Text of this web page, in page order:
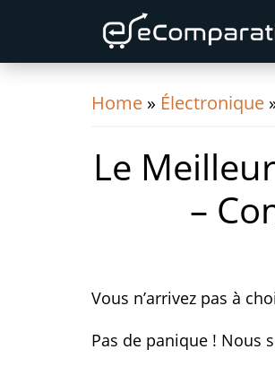
primary
navigation
content
primary
Home » Électronique
Le
–
Vous n’arrivez pas à
Pas de panique ! Nous